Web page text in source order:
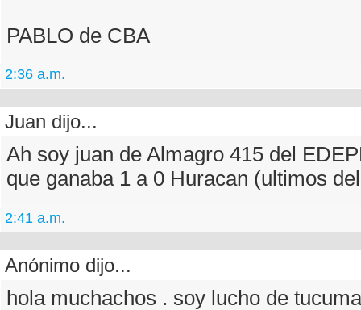
PABLO de CBA
2:36 a.m.
Juan dijo...
Ah soy juan de Almagro 415 del
que ganaba 1 a 0 Huracan (ultimos
2:41 a.m.
Anónimo dijo...
hola muchachos . soy lucho de